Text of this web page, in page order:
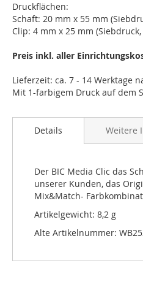
Druckflächen:
Schaft: 20 mm x 55 mm
Clip: 4 mm x 25 mm
Preis inkl. aller
Lieferzeit: ca. 7 - 14 Werktage
Mit 1-farbigem Druck auf dem
Details
Der BIC Media Clic das
unserer Kunden, das
Mix&Match-
Artikelgewicht: 8,2 g
Alte Artikelnummer:
Weitere